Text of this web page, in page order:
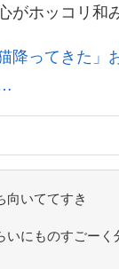
がホッコリ和
降ってきた」
向いててすき
いにものすごーく